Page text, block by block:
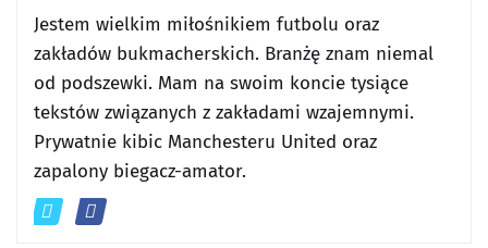
Jestem wielkim miłośnikiem futbolu oraz
zakładów bukmacherskich. Branżę znam niemal
od podszewki. Mam na swoim koncie tysiące
tekstów związanych z zakładami wzajemnymi.
Prywatnie kibic Manchesteru United oraz
zapalony biegacz-amator.